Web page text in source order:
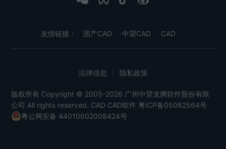
友情链接： 国产CAD 中望CAD CAD
版权所有 Copyright © 2005-2026 广州中望龙腾软件股份有限
公司 All rights reserved. CAD CAD软件 粤ICP备05082564号
粤公网安备 44010602008424号
法律信息 隐私政策